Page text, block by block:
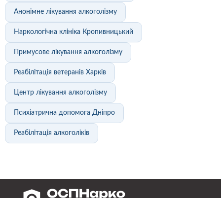
Анонімне лікування алкоголізму
Наркологічна клініка Кропивницький
Примусове лікування алкоголізму
Реабілітація ветеранів Харків
Центр лікування алкоголізму
Психіатрична допомога Дніпро
Реабілітація алкоголіків